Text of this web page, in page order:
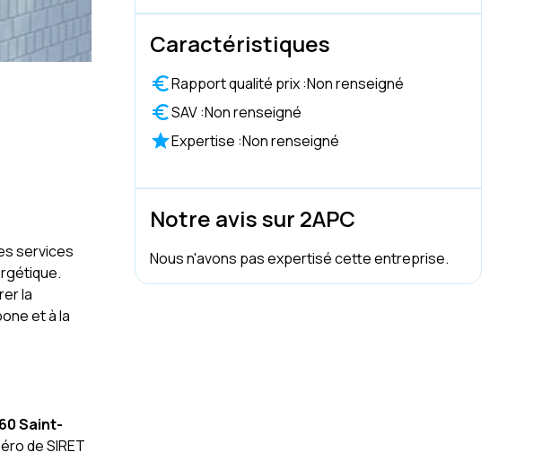
services
la
et à la
Saint-
de SIRET
Caractéristiques
Rapport qualité prix :Non renseigné
SAV :Non renseigné
Expertise :Non renseigné
Notre avis sur 2APC
Nous n'avons pas expertisé cette entreprise.